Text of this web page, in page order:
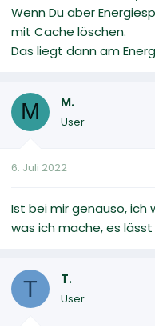
Wenn Du aber
mit Cache löschen.
Das liegt dann am
M M.
User
6. Juli 2022
Ist bei mir genauso, ich
was ich mache, es
T T.
User